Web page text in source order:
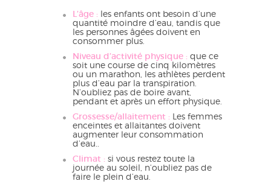
L’âge :
les enfants ont besoin d’une
quantité moindre d’eau, tandis que
les personnes âgées doivent en
consommer plus.
Niveau d’activité physique : que ce
soit une course de cinq kilomètres
ou un marathon, les athlètes perdent
plus d’eau par la transpiration.
N’oubliez pas de boire avant,
pendant et après un effort physique.
Grossesse/allaitement : Les femmes
enceintes et allaitantes doivent
augmenter leur consommation
d’eau..
Climat : si vous restez toute la
journée au soleil, n’oubliez pas de
faire le plein d’eau.